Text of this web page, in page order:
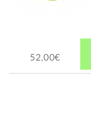
52,00€